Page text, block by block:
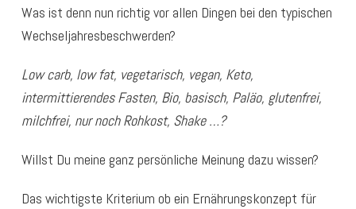
Was ist denn nun richtig vor allen Dingen bei den typischen
Wechseljahresbeschwerden?
Low carb, low fat, vegetarisch, vegan, Keto,
intermittierendes Fasten, Bio, basisch, Paläo, glutenfrei,
milchfrei, nur noch Rohkost, Shake …?
Willst Du meine ganz persönliche Meinung dazu wissen?
Das wichtigste Kriterium ob ein Ernährungskonzept für